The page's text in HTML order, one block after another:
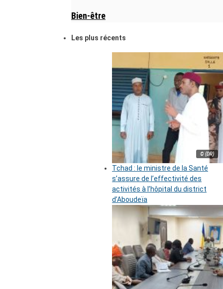
Bien-être
Les plus récents
© (DR)
Tchad : le ministre de la Santé
s’assure de l’effectivité des
activités à l’hôpital du district
d’Aboudeïa